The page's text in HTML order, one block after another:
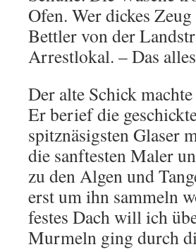
Ofen. Wer dickes
Bettler von der
Arrestlokal. – Das
Der alte Schick
Er berief die
spitznäsigsten Glaser
die sanftesten Maler
zu den Algen und
erst um ihn sammeln
festes Dach will ich
Murmeln ging durch